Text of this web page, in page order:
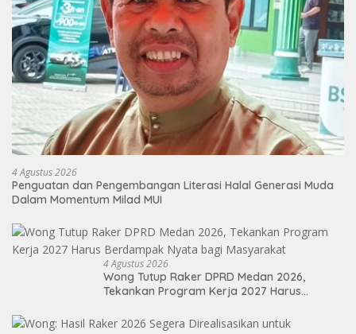
4 Agustus 2026
Penguatan dan Pengembangan Literasi Halal Generasi Muda
Dalam Momentum Milad MUI
4 Agustus 2026
Wong Tutup Raker DPRD Medan 2026,
Tekankan Program Kerja 2027 Harus